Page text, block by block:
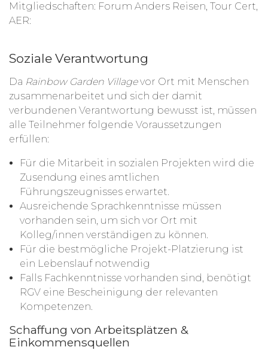
Mitgliedschaften: Forum Anders Reisen, Tour Cert,
AER:
Soziale Verantwortung
Da Rainbow Garden Villagevor Ort mit Menschen
zusammenarbeitet und sich der damit
verbundenen Verantwortung bewusst ist, müssen
alle Teilnehmer folgende Voraussetzungen
erfüllen:
Für die Mitarbeit in sozialen Projekten wird die
Zusendung eines amtlichen
Führungszeugnisses erwartet.
Ausreichende Sprachkenntnisse müssen
vorhanden sein, um sich vor Ort mit
Kolleg/innen verständigen zu können.
Für die bestmögliche Projekt-Platzierung ist
ein Lebenslauf notwendig
Falls Fachkenntnisse vorhanden sind, benötigt
RGV eine Bescheinigung der relevanten
Kompetenzen.
Schaffung von Arbeitsplätzen &
Einkommensquellen